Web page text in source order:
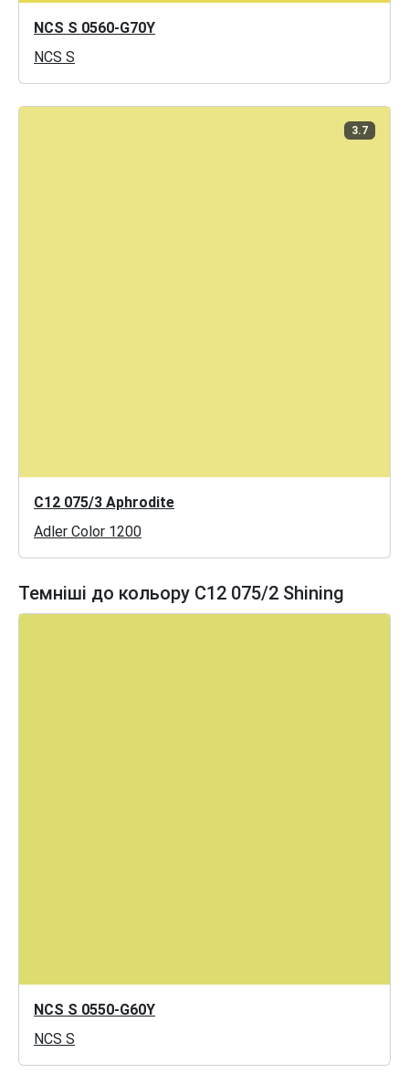
NCS S 0560-G70Y
NCS S
3.7
C12 075/3 Aphrodite
Adler Color 1200
Темніші до кольору C12 075/2 Shining
NCS S 0550-G60Y
NCS S